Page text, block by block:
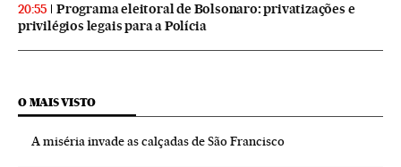
20:55
Programa eleitoral de Bolsonaro: privatizações e
privilégios legais para a Polícia
O MAIS VISTO
A miséria invade as calçadas de São Francisco